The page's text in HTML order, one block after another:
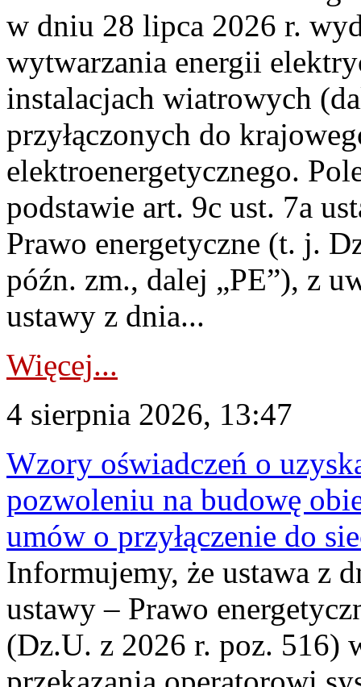
w dniu 28 lipca 2026 r.
wytwarzania energii
instalacjach wiatrowych
przyłączonych do
elektroenergetycznego.
podstawie art. 9c ust. 7a
Prawo energetyczne (t. j.
późn. zm., dalej „PE”), z
ustawy z dnia...
Więcej...
4 sierpnia 2026, 13:47
Wzory oświadczeń o
pozwoleniu na budowę
umów o przyłączenie do
Informujemy, że ustawa z
ustawy – Prawo
(Dz.U. z 2026 r. poz. 516)